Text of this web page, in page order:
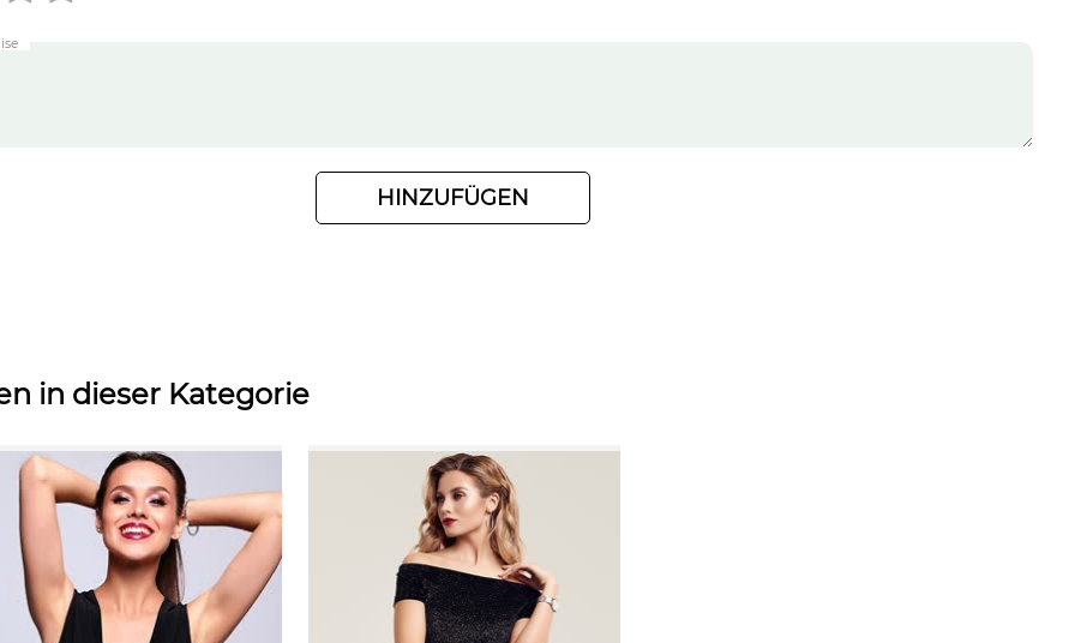
HINZUFÜGEN
in dieser Kategorie